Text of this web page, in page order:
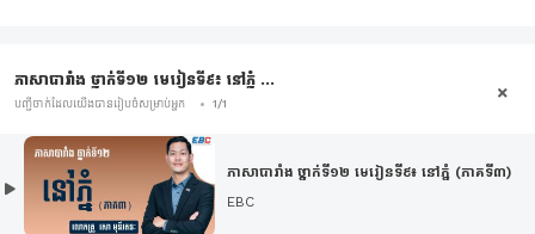
ភាសាបារាំង ថ្នាក់ទី១២ មេរៀនទី៩៖ នៅភ្នំ ...
បញ្ជីចាក់ដែលយើងបានរៀបចំសម្រាប់អ្នក 1/1
ភាសាបារាំង ថ្នាក់ទី១២ មេរៀនទី៩៖ នៅភ្នំ (ភាគទី៣)
EBC